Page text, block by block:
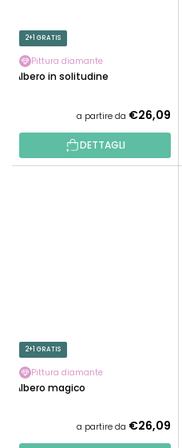
2+1 GRATIS
Pittura diamante
Albero in solitudine
a partire da €26,09
DETTAGLI
2+1 GRATIS
Pittura diamante
Albero magico
a partire da €26,09